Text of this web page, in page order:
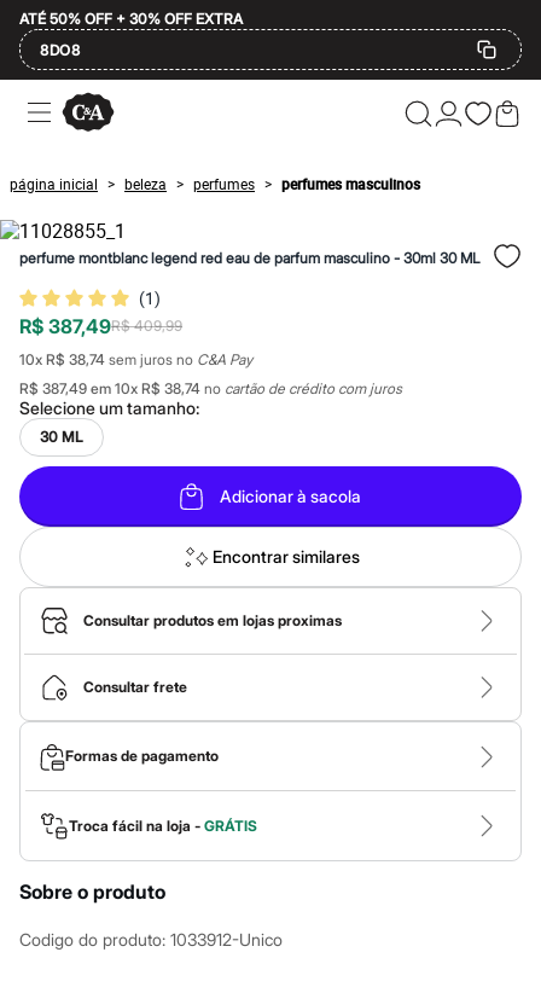
ATÉ 50% OFF + 30% OFF EXTRA
8DO8
Ofertas
Compre por Departamento
Masculino
Infantil
Calçados
Mindse7
Plus Size
2 calçados por R$189
2 peças por R$199
3 lingeries por R$99
3 itens de beleza por R$129
Até 20% off
Até 40% off
Até 60% off
A partir de 60% off
Feminino
Em alta
Inverno
Alfaiataria
Novidades
Roupas
Blusas e Camisetas
Básicos
Calças
Casacos e Jaquetas
Jeans
Macacões
Saias
Shorts e Bermudas
Vestidos
Acessórios
Bolsas
Bonés e Chapéus
Bijoux
Óculos
Calçados
Botas
página inicial > beleza > perfumes > perfumes masculinos
perfume montblanc legend red eau de parfum masculino - 30ml 30 ML
(1)
R$ 387,49R$ 409,99
10x R$ 38,74 sem juros no C&A Pay
R$ 387,49 em 10x R$ 38,74 no cartão de crédito com juros
Selecione umtamanho:
30 ML
Adicionar à sacola
Encontrar similares
Consultar produtos em lojas proximas
Consultar frete
Formas de pagamento
Troca fácil na loja - GRÁTIS
Sobre o produto
Codigo do produto: 1033912-Unico